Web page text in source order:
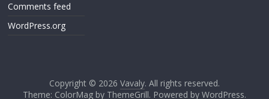
Comments feed
WordPress.org
Copyright © 2026 Vavaly. All rights reserved.
Theme: ColorMag by ThemeGrill. Powered by WordPress.